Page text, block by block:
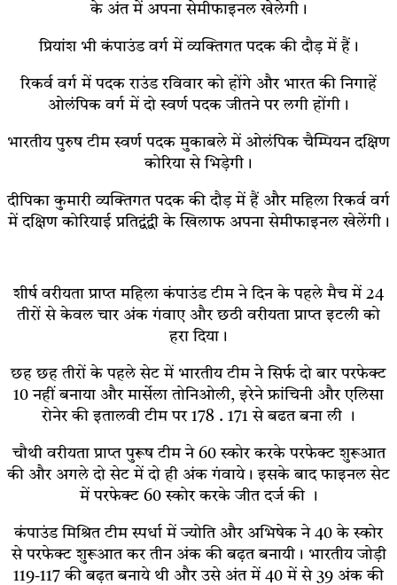
के अंत में अपना सेमीफाइनल खेलेगी।
प्रियांश भी कंपाउंड वर्ग में व्यक्तिगत पदक की दौड़ में हैं।
रिकर्व वर्ग में पदक राउंड रविवार को होंगे और भारत की निगाहें
ओलंपिक वर्ग में दो स्वर्ण पदक जीतने पर लगी होंगी।
भारतीय पुरुष टीम स्वर्ण पदक मुकाबले में ओलंपिक चैम्पियन दक्षिण
कोरिया से भिड़ेगी।
दीपिका कुमारी व्यक्तिगत पदक की दौड़ में हैं और महिला रिकर्व वर्ग
में दक्षिण कोरियाई प्रतिद्वंद्वी के खिलाफ अपना सेमीफाइनल खेलेंगी।
शीर्ष वरीयता प्राप्त महिला कंपाउंड टीम ने दिन के पहले मैच में 24
तीरों से केवल चार अंक गंवाए और छठी वरीयता प्राप्त इटली को
हरा दिया।
छह छह तीरों के पहले सेट में भारतीय टीम ने सिर्फ दो बार परफेक्ट
10 नहीं बनाया और मार्सेला तोनिओली, इरेने फ्रांचिनी और एलिसा
रोनेर की इतालवी टीम पर 178 . 171 से बढत बना ली ।
चौथी वरीयता प्राप्त पुरूष टीम ने 60 स्कोर करके परफेक्ट शुरूआत
की और अगले दो सेट में दो ही अंक गंवाये। इसके बाद फाइनल सेट
में परफेक्ट 60 स्कोर करके जीत दर्ज की ।
कंपाउंड मिश्रित टीम स्पर्धा में ज्योति और अभिषेक ने 40 के स्कोर
से परफेक्ट शुरूआत कर तीन अंक की बढ़त बनायी। भारतीय जोड़ी
119-117 की बढ़त बनाये थी और उसे अंत में 40 में से 39 अंक की